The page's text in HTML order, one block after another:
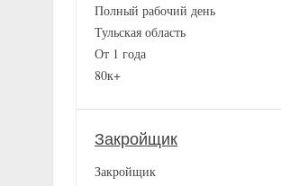
Полный рабочий день
Тульская область
От 1 года
80к+
Закройщик
Закройщик